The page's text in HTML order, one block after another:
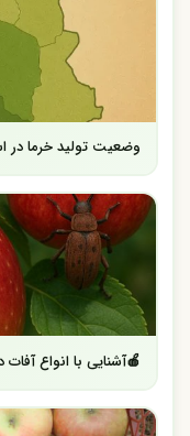
وضعیت تولید خرما در
🍎آشنایی با انواع